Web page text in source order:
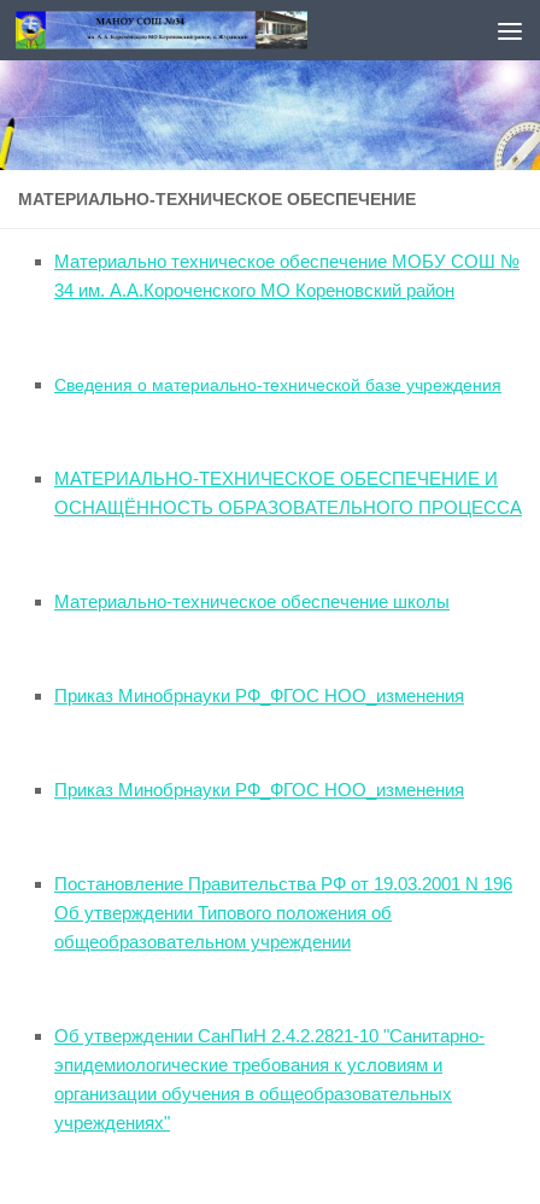
Перейти к содержимому
МАТЕРИАЛЬНО-ТЕХНИЧЕСКОЕ ОБЕСПЕЧЕНИЕ
Материально техническое обеспечение МОБУ СОШ №
34 им. А.А.Короченского МО Кореновский район
Сведения о материально-технической базе учреждения
МАТЕРИАЛЬНО-ТЕХНИЧЕСКОЕ ОБЕСПЕЧЕНИЕ И
ОСНАЩЁННОСТЬ ОБРАЗОВАТЕЛЬНОГО ПРОЦЕССА
Материально-техническое обеспечение школы
Приказ Минобрнауки РФ_ФГОС НОО_изменения
Приказ Минобрнауки РФ_ФГОС НОО_изменения
Постановление Правительства РФ от 19.03.2001 N 196
Об утверждении Типового положения об
общеобразовательном учреждении
Об утверждении СанПиН 2.4.2.2821-10 "Санитарно-
эпидемиологические требования к условиям и
организации обучения в общеобразовательных
учреждениях"